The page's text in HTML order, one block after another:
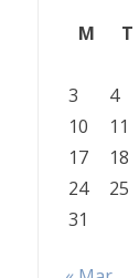
M
T
3
4
10
11
17
18
24
25
31